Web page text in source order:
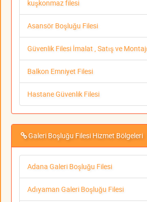
kuşkonmaz filesi
Asansör Boşluğu Filesi
Güvenlik Filesi İmalat , Satış ve Montajı
Balkon Emniyet Filesi
Hastane Güvenlik Filesi
Galeri Boşluğu Filesi Hizmet Bölgeleri
Adana Galeri Boşluğu Filesi
Adıyaman Galeri Boşluğu Filesi